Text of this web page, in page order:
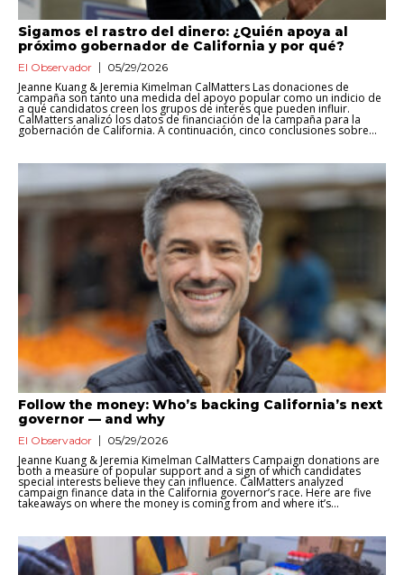
Sigamos el rastro del dinero: ¿Quién apoya al
próximo gobernador de California y por qué?
El Observador 05/29/2026
Jeanne Kuang & Jeremia Kimelman CalMatters Las donaciones de
campaña son tanto una medida del apoyo popular como un indicio de
a qué candidatos creen los grupos de interés que pueden influir.
CalMatters analizó los datos de financiación de la campaña para la
gobernación de California. A continuación, cinco conclusiones sobre...
Follow the money: Who’s backing California’s next
governor — and why
El Observador 05/29/2026
Jeanne Kuang & Jeremia Kimelman CalMatters Campaign donations are
both a measure of popular support and a sign of which candidates
special interests believe they can influence. CalMatters analyzed
campaign finance data in the California governor’s race. Here are five
takeaways on where the money is coming from and where it’s...